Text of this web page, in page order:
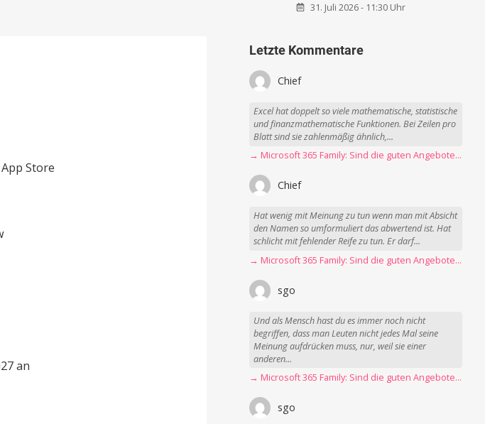
Store
an
31. Juli 2026 - 11:30 Uhr
Letzte Kommentare
Chief
Excel hat doppelt so viele mathematische, statistische
und finanzmathematische Funktionen. Bei Zeilen pro
Blatt sind sie zahlenmäßig ähnlich,...
→ Microsoft 365 Family: Sind die guten Angebote vorbei?
Chief
Hat wenig mit Meinung zu tun wenn man mit Absicht
den Namen so umformuliert das abwertend ist. Hat
schlicht mit fehlender Reife zu tun. Er darf...
→ Microsoft 365 Family: Sind die guten Angebote vorbei?
sgo
Und als Mensch hast du es immer noch nicht
begriffen, dass man Leuten nicht jedes Mal seine
Meinung aufdrücken muss, nur, weil sie einer
anderen...
→ Microsoft 365 Family: Sind die guten Angebote vorbei?
sgo